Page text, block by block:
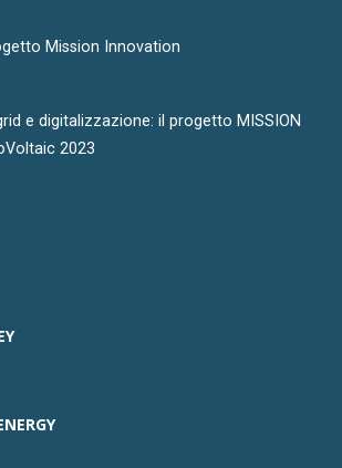
Mission Innovation
e digitalizzazione: il progetto MISSION
2023